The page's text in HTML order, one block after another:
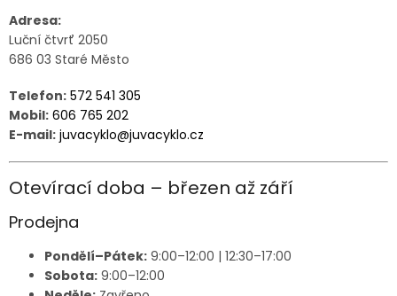
Adresa:
Luční čtvrť 2050
686 03 Staré Město
Telefon: 572 541 305
Mobil: 606 765 202
E-mail: juvacyklo@juvacyklo.cz
Otevírací doba – březen až září
Prodejna
Pondělí–Pátek: 9:00–12:00 | 12:30–17:00
Sobota: 9:00–12:00